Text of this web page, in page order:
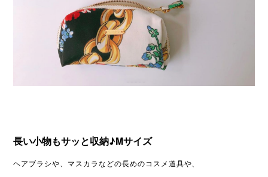
長い小物もサッと収納♪Mサイズ
ヘアブラシや、マスカラなどの長めのコスメ道具や、